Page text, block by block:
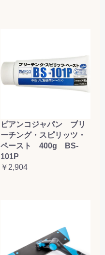
ビアンコジャパン ブリ
ーチング・スピリッツ・
ペースト 400g BS-
101P
￥2,904